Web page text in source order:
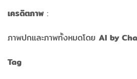
เครดิตภาพ :
ภาพปกและภาพทั้งหมดโดย AI by
Tag